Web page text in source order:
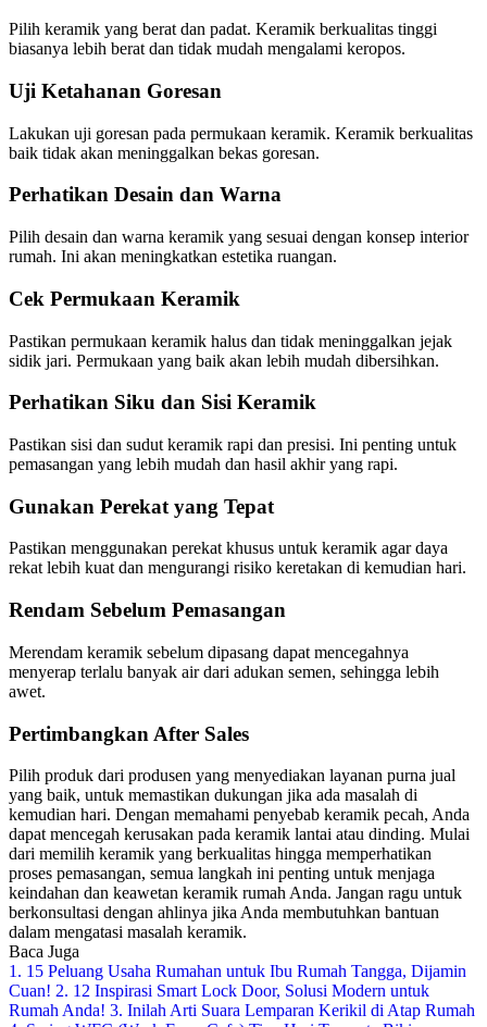
Pilih keramik yang berat dan padat. Keramik berkualitas tinggi
biasanya lebih berat dan tidak mudah mengalami keropos.
Uji Ketahanan Goresan
Lakukan uji goresan pada permukaan keramik. Keramik berkualitas
baik tidak akan meninggalkan bekas goresan.
Perhatikan Desain dan Warna
Pilih desain dan warna keramik yang sesuai dengan konsep interior
rumah. Ini akan meningkatkan estetika ruangan.
Cek Permukaan Keramik
Pastikan permukaan keramik halus dan tidak meninggalkan jejak
sidik jari. Permukaan yang baik akan lebih mudah dibersihkan.
Perhatikan Siku dan Sisi Keramik
Pastikan sisi dan sudut keramik rapi dan presisi. Ini penting untuk
pemasangan yang lebih mudah dan hasil akhir yang rapi.
Gunakan Perekat yang Tepat
Pastikan menggunakan perekat khusus untuk keramik agar daya
rekat lebih kuat dan mengurangi risiko keretakan di kemudian hari.
Rendam Sebelum Pemasangan
Merendam keramik sebelum dipasang dapat mencegahnya
menyerap terlalu banyak air dari adukan semen, sehingga lebih
awet.
Pertimbangkan After Sales
Pilih produk dari produsen yang menyediakan layanan purna jual
yang baik, untuk memastikan dukungan jika ada masalah di
kemudian hari. Dengan memahami penyebab keramik pecah, Anda
dapat mencegah kerusakan pada keramik lantai atau dinding. Mulai
dari memilih keramik yang berkualitas hingga memperhatikan
proses pemasangan, semua langkah ini penting untuk menjaga
keindahan dan keawetan keramik rumah Anda. Jangan ragu untuk
berkonsultasi dengan ahlinya jika Anda membutuhkan bantuan
dalam mengatasi masalah keramik.
Baca Juga
1. 15 Peluang Usaha Rumahan untuk Ibu Rumah Tangga, Dijamin
Cuan! 2. 12 Inspirasi Smart Lock Door, Solusi Modern untuk
Rumah Anda! 3. Inilah Arti Suara Lemparan Kerikil di Atap Rumah